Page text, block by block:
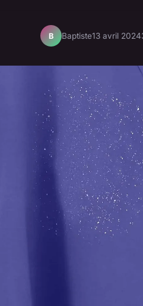
B Baptiste13 avril 2024